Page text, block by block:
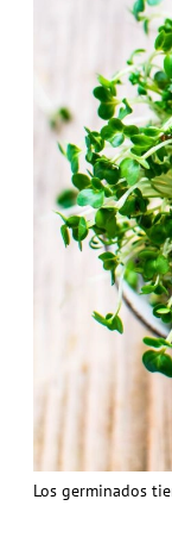
Los germinados